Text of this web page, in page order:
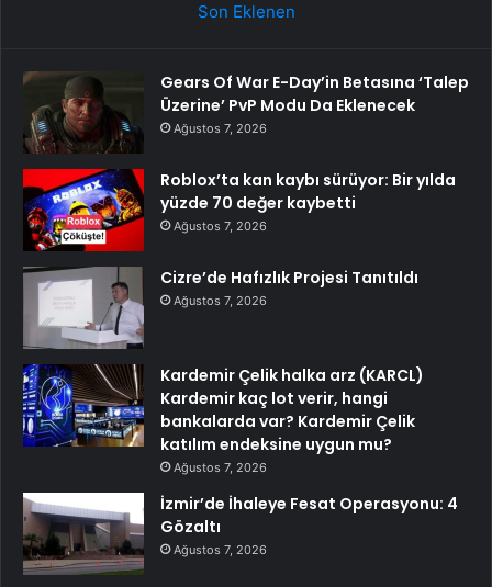
Son Eklenen
Gears Of War E-Day’in Betasına ‘Talep
Üzerine’ PvP Modu Da Eklenecek
Ağustos 7, 2026
Roblox’ta kan kaybı sürüyor: Bir yılda
yüzde 70 değer kaybetti
Ağustos 7, 2026
Cizre’de Hafızlık Projesi Tanıtıldı
Ağustos 7, 2026
Kardemir Çelik halka arz (KARCL)
Kardemir kaç lot verir, hangi
bankalarda var? Kardemir Çelik
katılım endeksine uygun mu?
Ağustos 7, 2026
İzmir’de İhaleye Fesat Operasyonu: 4
Gözaltı
Ağustos 7, 2026